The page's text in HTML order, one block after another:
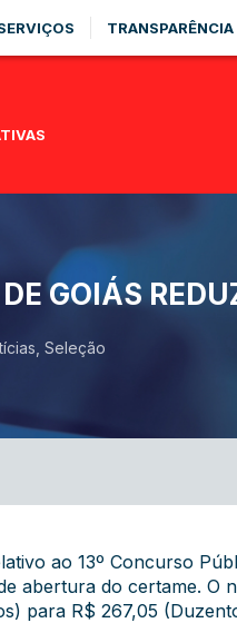
TRANSPARÊNCIA
GOIÁS
Seleção
ao 13º Concurso
abertura do certame. O
para R$ 267,05